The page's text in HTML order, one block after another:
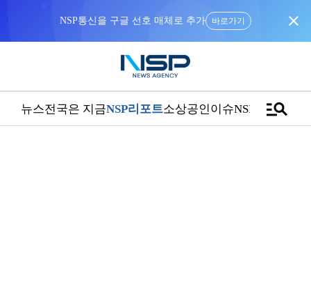
NSP통신을 구글 선호 매체로 추가 바로가기 close
뉴스전국은 지금NSP리포트소상공인이슈NSPTVmanage_search